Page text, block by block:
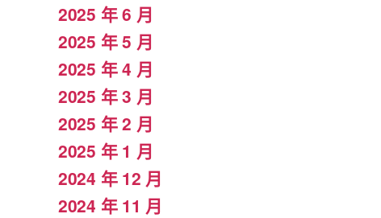
2025 年 6 月
2025 年 5 月
2025 年 4 月
2025 年 3 月
2025 年 2 月
2025 年 1 月
2024 年 12 月
2024 年 11 月